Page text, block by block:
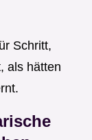
Schritt,
als hätten